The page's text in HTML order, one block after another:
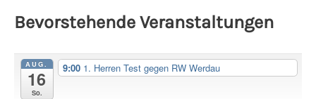
Bevorstehende Veranstaltungen
AUG.
16
So.
9:00 1. Herren Test gegen RW Werdau